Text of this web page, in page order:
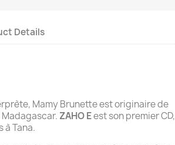
Details
Mamy Brunette est originaire de
ZAHO Eest son premier CD,
à Tana.